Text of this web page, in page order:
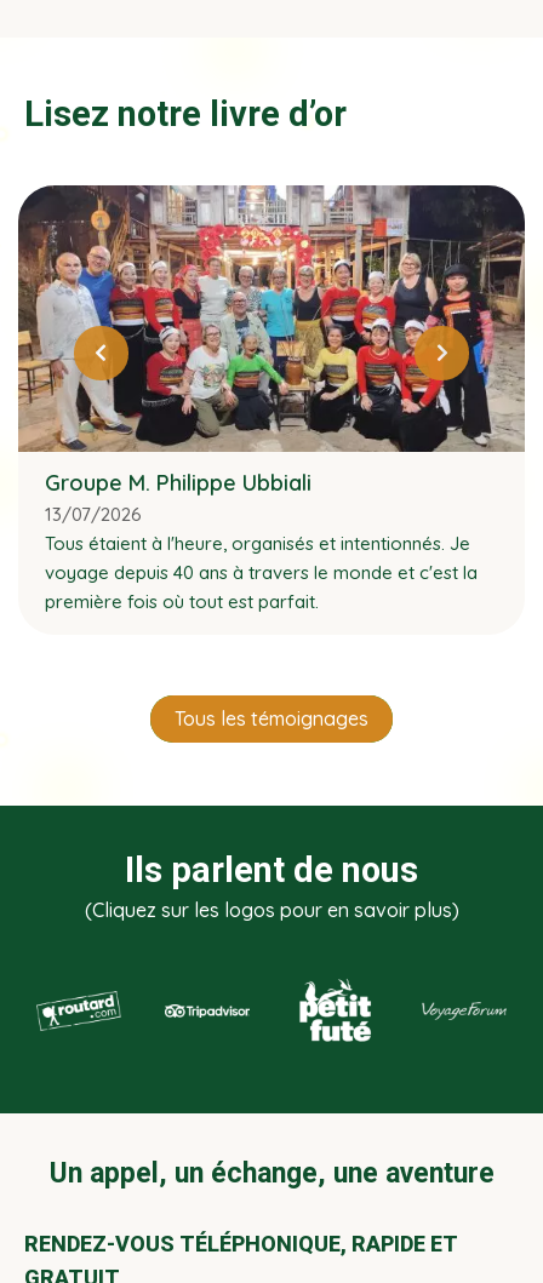
Lisez notre livre d’or
Groupe M. Philippe Ubbiali
13/07/2026
Tous étaient à l'heure, organisés et intentionnés. Je
voyage depuis 40 ans à travers le monde et c'est la
première fois où tout est parfait.
Tous les témoignages
Ils parlent de nous
(Cliquez sur les logos pour en savoir plus)
Un appel, un échange, une aventure
RENDEZ-VOUS TÉLÉPHONIQUE, RAPIDE ET